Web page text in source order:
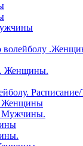
волейболу
Женщины.
Женщины
Мужчины.